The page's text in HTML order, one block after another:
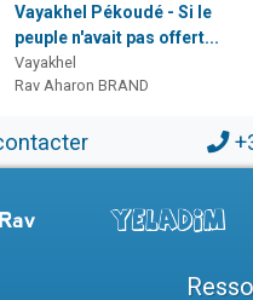
Vayakhel Pékoudé - Si le
peuple n'avait pas offert...
Vayakhel
Rav Aharon BRAND